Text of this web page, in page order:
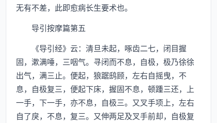
无有不差，此即愈病长生要术也。
导引按摩篇第五
《导引经》云：清旦未起，啄齿二七，闭目握
固，漱满唾，三咽气。寻闭而不息，自极，极乃徐徐
出气，满三止。便起，狼踞鸱顾，左右自摇曳，不
息，自极复三，便起下床，握固不息，顿踵三还，上
一手，下一手，亦不息，自极三。又叉手项上，左右
自了戾，不息，复三。又伸两足及叉手前却，自极复